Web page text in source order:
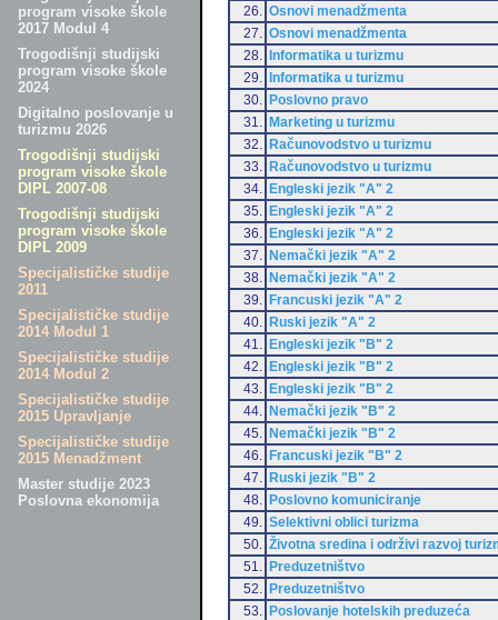
program visoke škole
2017 Modul 4
Trogodišnji studijski
program visoke škole
2024
Digitalno poslovanje u
turizmu 2026
Trogodišnji studijski
program visoke škole
DIPL 2007-08
Trogodišnji studijski
program visoke škole
DIPL 2009
Specijalističke studije
2011
Specijalističke studije
2014 Modul 1
Specijalističke studije
2014 Modul 2
Specijalističke studije
2015 Upravljanje
Specijalističke studije
2015 Menadžment
Master studije 2023
Poslovna ekonomija
26.
Osnovi menadžmenta
27.
Osnovi menadžmenta
28.
Informatika u turizmu
29.
Informatika u turizmu
30.
Poslovno pravo
31.
Marketing u turizmu
32.
Računovodstvo u turizmu
33.
Računovodstvo u turizmu
34.
Engleski jezik "A" 2
35.
Engleski jezik "A" 2
36.
Engleski jezik "A" 2
37.
Nemački jezik "A" 2
38.
Nemački jezik "A" 2
39.
Francuski jezik "A" 2
40.
Ruski jezik "A" 2
41.
Engleski jezik "B" 2
42.
Engleski jezik "B" 2
43.
Engleski jezik "B" 2
44.
Nemački jezik "B" 2
45.
Nemački jezik "B" 2
46.
Francuski jezik "B" 2
47.
Ruski jezik "B" 2
48.
Poslovno komuniciranje
49.
Selektivni oblici turizma
50.
Životna sredina i održivi razvoj
51.
Preduzetništvo
52.
Preduzetništvo
53.
Poslovanje hotelskih preduzeća